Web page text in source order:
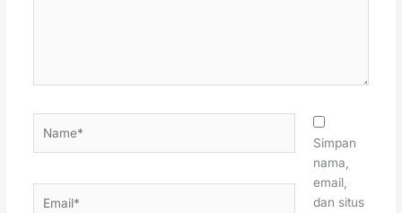
Simpan
nama,
email,
dan situs